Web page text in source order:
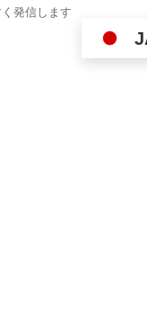
発信します